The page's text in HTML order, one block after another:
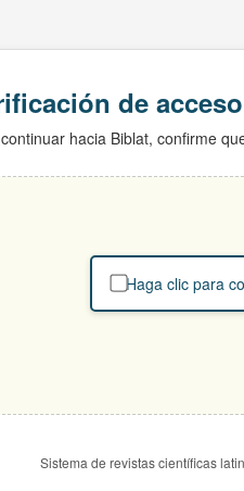
de acceso
hacia Biblat, confirme
Haga clic para
Sistema de revistas científicas